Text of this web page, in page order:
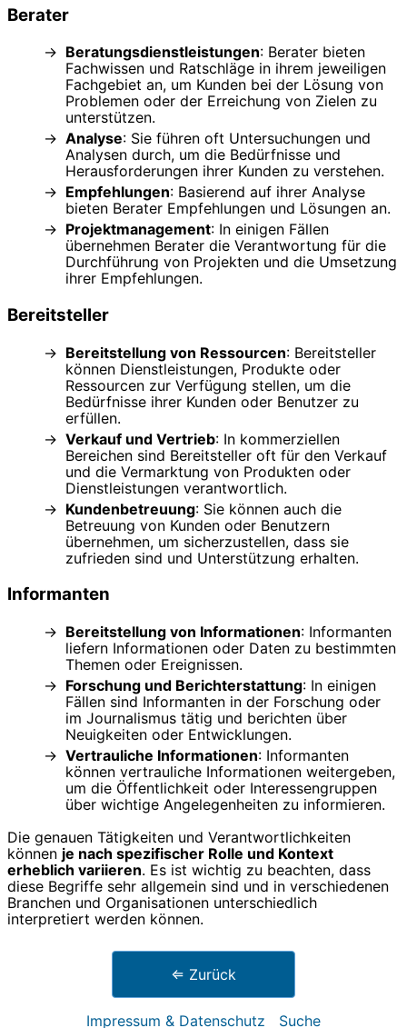
Berater
Beratungsdienstleistungen: Berater bieten
Fachwissen und Ratschläge in ihrem jeweiligen
Fachgebiet an, um Kunden bei der Lösung von
Problemen oder der Erreichung von Zielen zu
unterstützen.
Analyse: Sie führen oft Untersuchungen und
Analysen durch, um die Bedürfnisse und
Herausforderungen ihrer Kunden zu verstehen.
Empfehlungen: Basierend auf ihrer Analyse
bieten Berater Empfehlungen und Lösungen an.
Projektmanagement: In einigen Fällen
übernehmen Berater die Verantwortung für die
Durchführung von Projekten und die Umsetzung
ihrer Empfehlungen.
Bereitsteller
Bereitstellung von Ressourcen: Bereitsteller
können Dienstleistungen, Produkte oder
Ressourcen zur Verfügung stellen, um die
Bedürfnisse ihrer Kunden oder Benutzer zu
erfüllen.
Verkauf und Vertrieb: In kommerziellen
Bereichen sind Bereitsteller oft für den Verkauf
und die Vermarktung von Produkten oder
Dienstleistungen verantwortlich.
Kundenbetreuung: Sie können auch die
Betreuung von Kunden oder Benutzern
übernehmen, um sicherzustellen, dass sie
zufrieden sind und Unterstützung erhalten.
Informanten
Bereitstellung von Informationen: Informanten
liefern Informationen oder Daten zu bestimmten
Themen oder Ereignissen.
Forschung und Berichterstattung: In einigen
Fällen sind Informanten in der Forschung oder
im Journalismus tätig und berichten über
Neuigkeiten oder Entwicklungen.
Vertrauliche Informationen: Informanten
können vertrauliche Informationen weitergeben,
um die Öffentlichkeit oder Interessengruppen
über wichtige Angelegenheiten zu informieren.
Die genauen Tätigkeiten und Verantwortlichkeiten
können je nach spezifischer Rolle und Kontext
erheblich variieren. Es ist wichtig zu beachten, dass
diese Begriffe sehr allgemein sind und in verschiedenen
Branchen und Organisationen unterschiedlich
interpretiert werden können.
⇐ Zurück
Impressum & Datenschutz Suche